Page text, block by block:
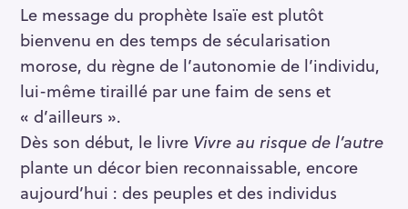
Le message du prophète Isaïe est plutôt
bienvenu en des temps de sécularisation
morose, du règne de l’autonomie de l’individu,
lui-même tiraillé par une faim de sens et
« d’ailleurs ».
Dès son début, le livre Vivre au risque de l’autre
plante un décor bien reconnaissable, encore
aujourd’hui : des peuples et des individus